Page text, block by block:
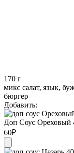
170 г
микс салат, язык,
бюргер
Добавить:
Доп Соус Ореховый
60₽